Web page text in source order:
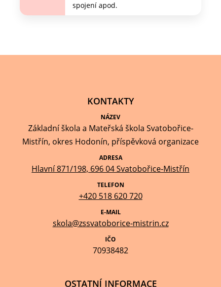
spojení apod.
KONTAKTY
NÁZEV
Základní škola a Mateřská škola Svatobořice-
Mistřín, okres Hodonín, příspěvková organizace
ADRESA
Hlavní 871/198, 696 04 Svatobořice-Mistřín
TELEFON
+420 518 620 720
E-MAIL
skola@zssvatoborice-mistrin.cz
IČO
70938482
OSTATNÍ INFORMACE